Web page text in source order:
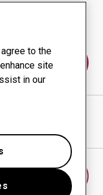
to the
site
in our